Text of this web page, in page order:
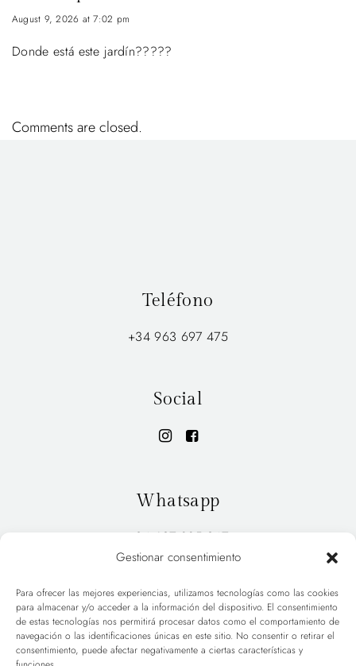
Gestionar consentimiento
Para ofrecer las mejores experiencias, utilizamos tecnologías como las cookies
para almacenar y/o acceder a la información del dispositivo. El consentimiento
de estas tecnologías nos permitirá procesar datos como el comportamiento de
navegación o las identificaciones únicas en este sitio. No consentir o retirar el
consentimiento, puede afectar negativamente a ciertas características y
August 9, 2026 at 7:02 pm
Donde está este jardín?????
Comments are closed.
Teléfono
+34 963 697 475
Social
Whatsapp
+34 627 885 947
INICIO PORTFOLIO
HOLA BLOG